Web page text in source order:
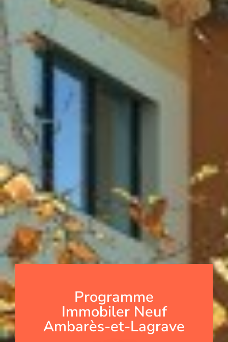
Programme
Immobiler Neuf
Ambarès-et-Lagrave